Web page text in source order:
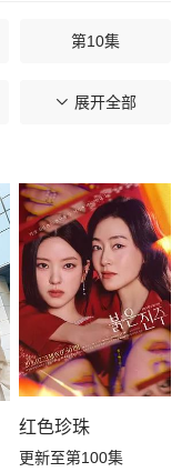
第10集
第07集
第01集
展开全部
红色珍珠
更新至第100集